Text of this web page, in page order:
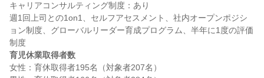
キャリアコンサルティング制度：あり
週1回上司との1on1、セルフアセスメント、社内オープンポジシ
ョン制度、グローバルリーダー育成プログラム、半年に1度の評価
育児休業取得者数
女性：育休取得者195名（対象者207名）